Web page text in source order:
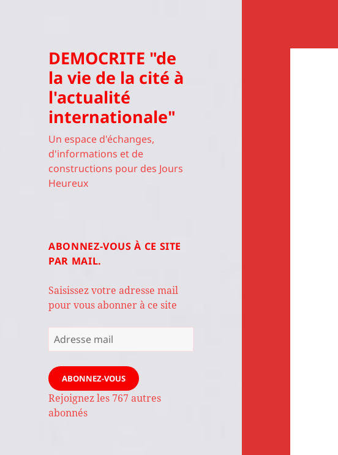
DEMOCRITE "de
la vie de la cité à
l'actualité
internationale"
Un espace d'échanges,
d'informations et de
constructions pour des Jours
Heureux
ABONNEZ-VOUS À CE SITE
PAR MAIL.
Saisissez votre adresse mail
pour vous abonner à ce site
Adresse
mail
ABONNEZ-VOUS
Rejoignez les 767 autres
abonnés